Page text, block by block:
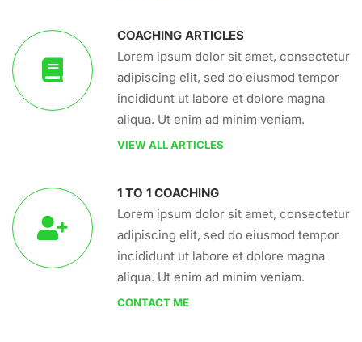
COACHING ARTICLES
Lorem ipsum dolor sit amet, consectetur
adipiscing elit, sed do eiusmod tempor
incididunt ut labore et dolore magna
aliqua. Ut enim ad minim veniam.
VIEW ALL ARTICLES
1 TO 1 COACHING
Lorem ipsum dolor sit amet, consectetur
adipiscing elit, sed do eiusmod tempor
incididunt ut labore et dolore magna
aliqua. Ut enim ad minim veniam.
CONTACT ME